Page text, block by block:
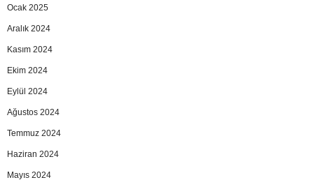
Ocak 2025
Aralık 2024
Kasım 2024
Ekim 2024
Eylül 2024
Ağustos 2024
Temmuz 2024
Haziran 2024
Mayıs 2024